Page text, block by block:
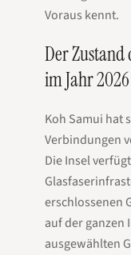
Voraus kennt.
Der Zustand
im Jahr 2026
Koh Samui hat
Verbindungen
Die Insel
erschlossenen
auf der ganzen
ausgewählten